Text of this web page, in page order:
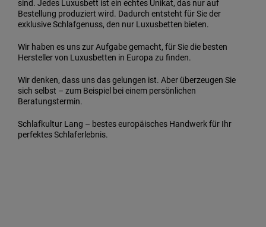
sind. Jedes Luxusbett ist ein echtes Unikat, das nur auf
Bestellung produziert wird. Dadurch entsteht für Sie der
exklusive Schlafgenuss, den nur Luxusbetten bieten.
Wir haben es uns zur Aufgabe gemacht, für Sie die besten
Hersteller von Luxusbetten in Europa zu finden.
Wir denken, dass uns das gelungen ist. Aber überzeugen Sie
sich selbst – zum Beispiel bei einem persönlichen
Beratungstermin.
Schlafkultur Lang – bestes europäisches Handwerk für Ihr
perfektes Schlaferlebnis.